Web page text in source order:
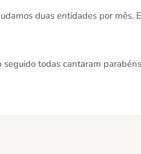
duas entidades por mês.
todas cantaram